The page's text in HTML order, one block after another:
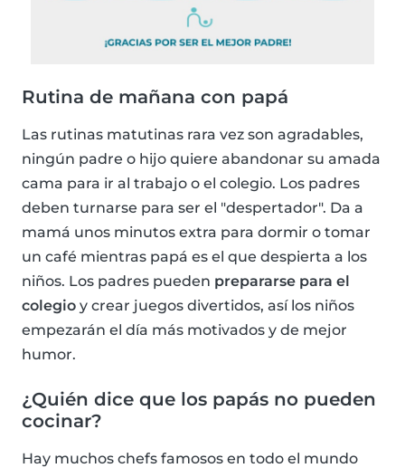
Rutina de mañana con papá
Las rutinas matutinas rara vez son agradables,
ningún padre o hijo quiere abandonar su amada
cama para ir al trabajo o el colegio. Los padres
deben turnarse para ser el "despertador". Da a
mamá unos minutos extra para dormir o tomar
un café mientras papá es el que despierta a los
niños. Los padres pueden prepararse para el
colegio y crear juegos divertidos, así los niños
empezarán el día más motivados y de mejor
humor.
¿Quién dice que los papás no pueden
cocinar?
Hay muchos chefs famosos en todo el mundo